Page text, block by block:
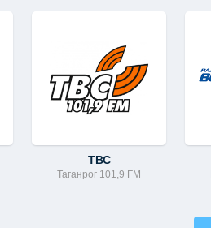
ТВС
Таганрог 101,9 FM